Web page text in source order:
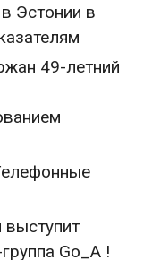
Эстонии в
49-летний
выступит
Go_A !